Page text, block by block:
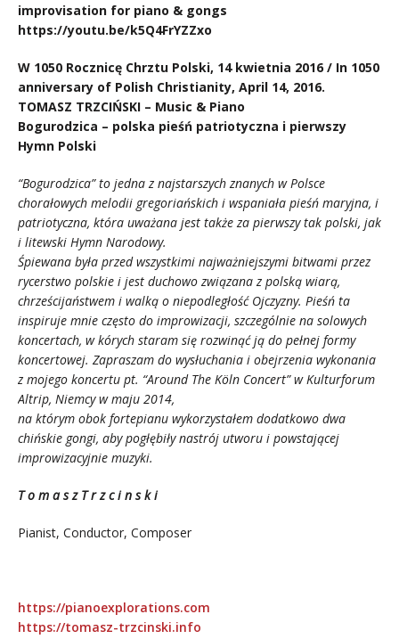
improvisation for piano & gongs
https://youtu.be/k5Q4FrYZZxo
W 1050 Rocznicę Chrztu Polski, 14 kwietnia 2016 / In 1050
anniversary of Polish Christianity, April 14, 2016.
TOMASZ TRZCIŃSKI – Music & Piano
Bogurodzica – polska pieśń patriotyczna i pierwszy
Hymn Polski
“Bogurodzica” to jedna z najstarszych znanych w Polsce
chorałowych melodii gregoriańskich i wspaniała pieśń maryjna, i
patriotyczna, która uważana jest także za pierwszy tak polski, jak
i litewski Hymn Narodowy.
Śpiewana była przed wszystkimi najważniejszymi bitwami przez
rycerstwo polskie i jest duchowo związana z polską wiarą,
chrześcijaństwem i walką o niepodległość Ojczyzny. Pieśń ta
inspiruje mnie często do improwizacji, szczególnie na solowych
koncertach, w kórych staram się rozwinąć ją do pełnej formy
koncertowej. Zapraszam do wysłuchania i obejrzenia wykonania
z mojego koncertu pt. “Around The Köln Concert” w Kulturforum
Altrip, Niemcy w maju 2014,
na którym obok fortepianu wykorzystałem dodatkowo dwa
chińskie gongi, aby pogłębiły nastrój utworu i powstającej
improwizacyjnie muzyki.
T o m a s z T r z c i n s k i
Pianist, Conductor, Composer
https://pianoexplorations.com
https://tomasz-trzcinski.info